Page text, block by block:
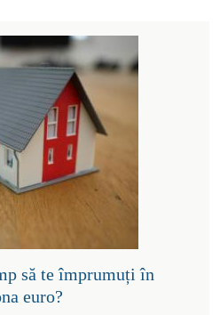
să te împrumuți în
euro?